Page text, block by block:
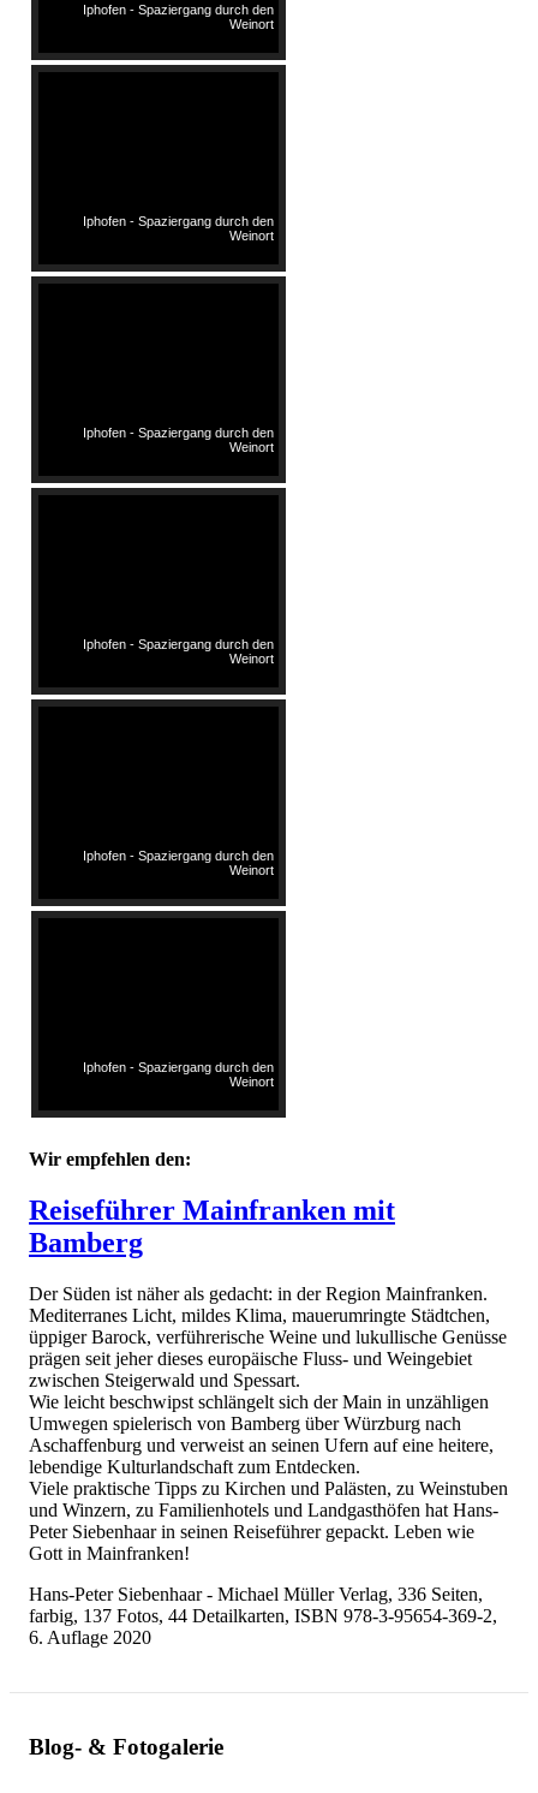
Iphofen - Spaziergang durch den
Weinort
Iphofen - Spaziergang durch den
Weinort
Iphofen - Spaziergang durch den
Weinort
Iphofen - Spaziergang durch den
Weinort
Iphofen - Spaziergang durch den
Weinort
Iphofen - Spaziergang durch den
Weinort
Wir empfehlen den:
Reiseführer Mainfranken mit
Bamberg
Der Süden ist näher als gedacht: in der Region Mainfranken.
Mediterranes Licht, mildes Klima, mauerumringte Städtchen,
üppiger Barock, verführerische Weine und lukullische Genüsse
prägen seit jeher dieses europäische Fluss- und Weingebiet
zwischen Steigerwald und Spessart.
Wie leicht beschwipst schlängelt sich der Main in unzähligen
Umwegen spielerisch von Bamberg über Würzburg nach
Aschaffenburg und verweist an seinen Ufern auf eine heitere,
lebendige Kulturlandschaft zum Entdecken.
Viele praktische Tipps zu Kirchen und Palästen, zu Weinstuben
und Winzern, zu Familienhotels und Landgasthöfen hat Hans-
Peter Siebenhaar in seinen Reiseführer gepackt. Leben wie
Gott in Mainfranken!
Hans-Peter Siebenhaar - Michael Müller Verlag, 336 Seiten,
farbig, 137 Fotos, 44 Detailkarten, ISBN 978-3-95654-369-2,
6. Auflage 2020
Blog- & Fotogalerie